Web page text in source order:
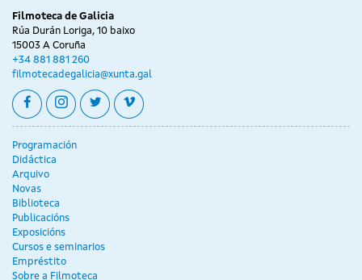
Filmoteca de Galicia
Rúa Durán Loriga, 10 baixo
15003 A Coruña
+34 881 881 260
filmotecadegalicia@xunta.gal
facebookinstagram
twittervimeo
Programación
Didáctica
Arquivo
Novas
Biblioteca
Publicacións
Exposicións
Cursos e seminarios
Empréstito
Sobre a Filmoteca